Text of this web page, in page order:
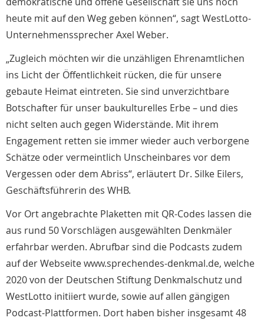
heute mit auf den Weg geben können“, sagt WestLotto-
Unternehmenssprecher Axel Weber.
„Zugleich möchten wir die unzähligen Ehrenamtlichen
ins Licht der Öffentlichkeit rücken, die für unsere
gebaute Heimat eintreten. Sie sind unverzichtbare
Botschafter für unser baukulturelles Erbe – und dies
nicht selten auch gegen Widerstände. Mit ihrem
Engagement retten sie immer wieder auch verborgene
Schätze oder vermeintlich Unscheinbares vor dem
Vergessen oder dem Abriss“, erläutert Dr. Silke Eilers,
Geschäftsführerin des WHB.
Vor Ort angebrachte Plaketten mit QR-Codes lassen die
aus rund 50 Vorschlägen ausgewählten Denkmäler
erfahrbar werden. Abrufbar sind die Podcasts zudem
auf der Webseite www.sprechendes-denkmal.de, welche
2020 von der Deutschen Stiftung Denkmalschutz und
WestLotto initiiert wurde, sowie auf allen gängigen
Podcast-Plattformen. Dort haben bisher insgesamt 48